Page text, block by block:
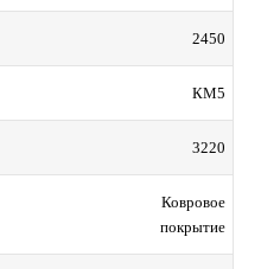
2450
КМ5
3220
Ковровое
покрытие